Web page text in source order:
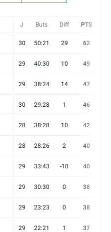
J Buts Diff PTS
30 50:21 29 62
29 40:30 10 49
29 38:24 14 47
30 29:28 1 46
28 38:28 10 42
28 28:26 2 40
29 33:43 -10 40
29 30:30 0 38
29 23:23 0 38
29 22:21 1 37